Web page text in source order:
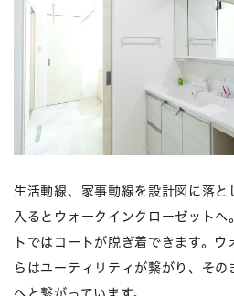
生活動線、家事動線を設計図に落と
入るとウォークインクローゼット
トではコートが脱ぎ着できます。
らはユーティリティが繋がり、そ